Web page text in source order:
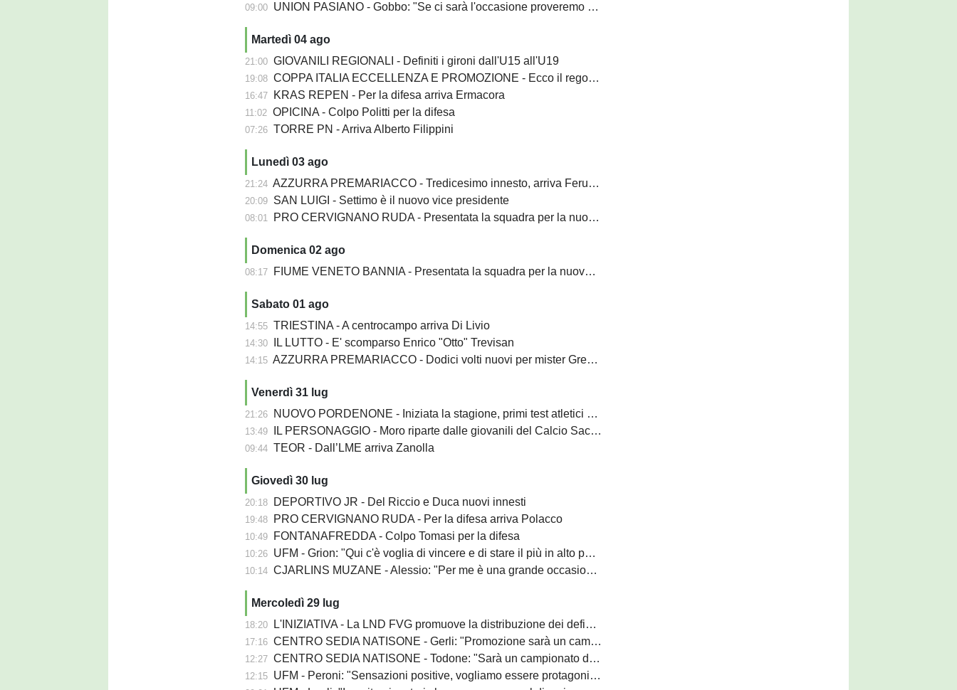
09:00 UNION PASIANO - Gobbo: "Se ci sarà l'occasione proveremo a salire. Franco Martin? Un vincente"
Martedì 04 ago
21:00 GIOVANILI REGIONALI - Definiti i gironi dall'U15 all'U19
19:08 COPPA ITALIA ECCELLENZA E PROMOZIONE - Ecco il regolamento
16:47 KRAS REPEN - Per la difesa arriva Ermacora
11:02 OPICINA - Colpo Politti per la difesa
07:26 TORRE PN - Arriva Alberto Filippini
Lunedì 03 ago
21:24 AZZURRA PREMARIACCO - Tredicesimo innesto, arriva Feruglio
20:09 SAN LUIGI - Settimo è il nuovo vice presidente
08:01 PRO CERVIGNANO RUDA - Presentata la squadra per la nuova stagione
Domenica 02 ago
08:17 FIUME VENETO BANNIA - Presentata la squadra per la nuova stagione
Sabato 01 ago
14:55 TRIESTINA - A centrocampo arriva Di Livio
14:30 IL LUTTO - E' scomparso Enrico "Otto" Trevisan
14:15 AZZURRA PREMARIACCO - Dodici volti nuovi per mister Gregoratti
Venerdì 31 lug
21:26 NUOVO PORDENONE - Iniziata la stagione, primi test atletici al De Marchi
13:49 IL PERSONAGGIO - Moro riparte dalle giovanili del Calcio Sacile 2026
09:44 TEOR - Dall’LME arriva Zanolla
Giovedì 30 lug
20:18 DEPORTIVO JR - Del Riccio e Duca nuovi innesti
19:48 PRO CERVIGNANO RUDA - Per la difesa arriva Polacco
10:49 FONTANAFREDDA - Colpo Tomasi per la difesa
10:26 UFM - Grion: "Qui c'è voglia di vincere e di stare il più in alto possibile"
10:14 CJARLINS MUZANE - Alessio: "Per me è una grande occasione, qua c'è l'obiettivo di vincere"
Mercoledì 29 lug
18:20 L'INIZIATIVA - La LND FVG promuove la distribuzione dei defibrillatori semiautomatici esterni nelle strutture sportive regionali
17:16 CENTRO SEDIA NATISONE - Gerli: "Promozione sarà un campionato diverso da quello dell'anno scorso"
12:27 CENTRO SEDIA NATISONE - Todone: "Sarà un campionato difficile, punto ai primi posti"
12:15 UFM - Peroni: "Sensazioni positive, vogliamo essere protagonisti"